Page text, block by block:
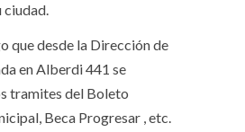
ciudad.
que desde la Dirección de
en Alberdi 441 se
tramites del Boleto
Beca Progresar , etc.